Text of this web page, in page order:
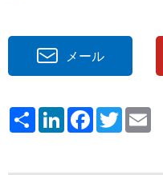
メール
ShareLinkedInFacebook
Twitter